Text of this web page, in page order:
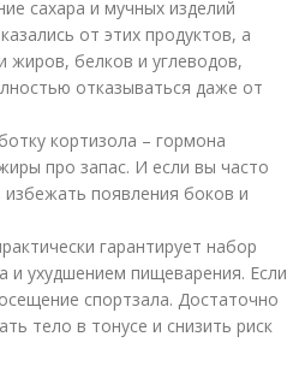
сахара и мучных изделий
от этих продуктов, а
белков и углеводов,
отказываться даже от
кортизола – гормона
про запас. И если вы часто
появления боков и
гарантирует набор
и ухудшением пищеварения. Если
спортзала. Достаточно
тело в тонусе и снизить риск